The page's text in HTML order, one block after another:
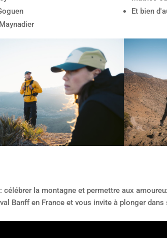
Et bien
la montagne et permettre aux
Banff en France et vous invite à plonger